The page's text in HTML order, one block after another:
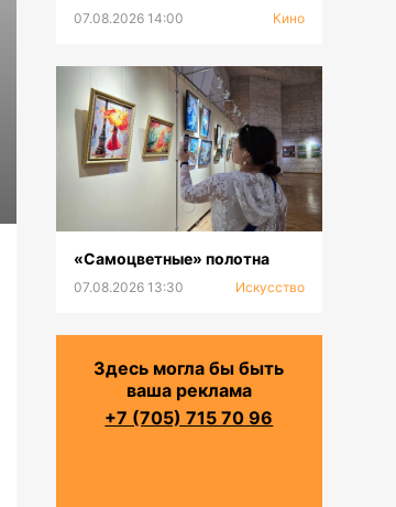
07.08.2026 14:00 Кино
«Самоцветные» полотна
07.08.2026 13:30 Искусство
Здесь могла бы быть
ваша реклама
+7 (705) 715 70 96